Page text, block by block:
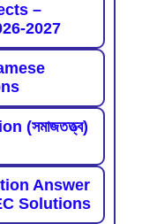
–
2027
(সমাজতত্ত্ব)
Answer
Solutions